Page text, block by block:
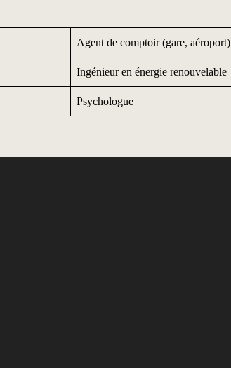
Agent de comptoir (gare, aéroport)
Ingénieur en énergie renouvelable
Psychologue